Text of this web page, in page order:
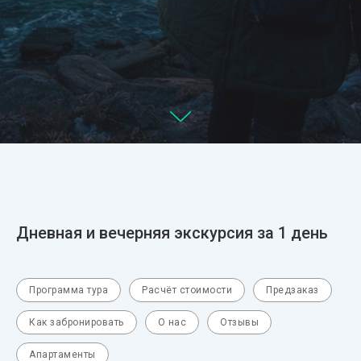
Дневная и вечерняя экскурсия за 1 день
Программа тура Расчёт стоимости Предзаказ
Как забронировать О нас Отзывы
Апартаменты